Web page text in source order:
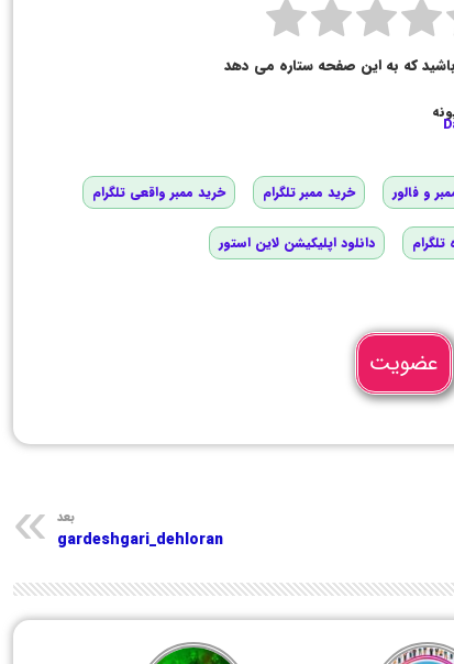
که به این صفحه ستاره می دهد
و فالور خرید ممبر تلگرام خرید ممبر واقعی تلگرام
دانلود اپلیکیشن لاین استور
عضویت
بعد
gardeshgari_dehloran